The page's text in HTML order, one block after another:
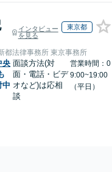
インタビュー
を見る
東京都
都法律事務所 東京事務所
央
中
面談方法(対
面・電話・ビデ
オなど)は応相
談
営業時間：0
9:00~19:00
（平日）